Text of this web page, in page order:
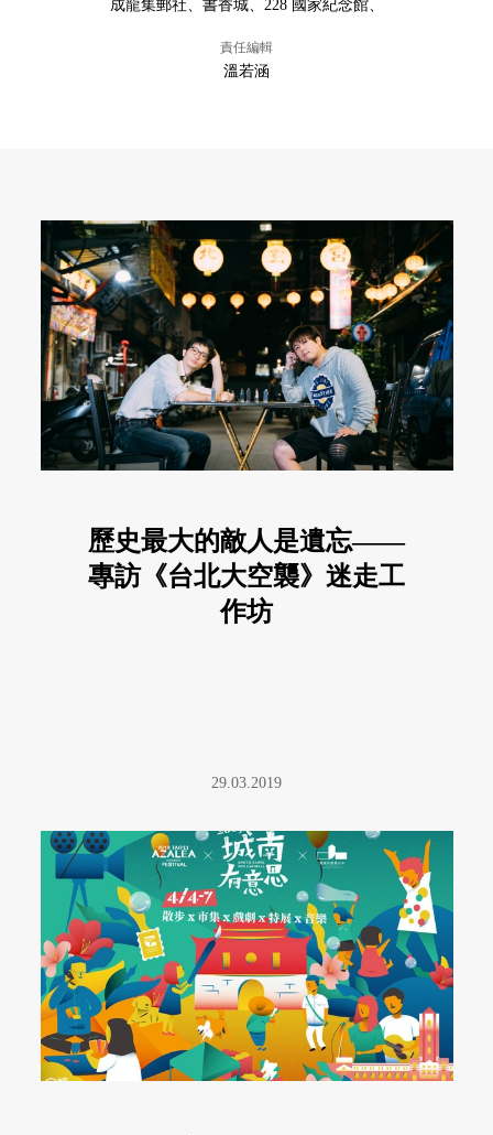
成龍集郵社、書香城、228 國家紀念館、
責任編輯
溫若涵
歷史最大的敵人是遺忘——
專訪《台北大空襲》迷走工
作坊
29.03.2019